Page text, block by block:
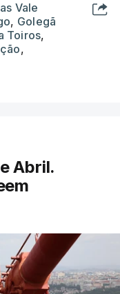
Vale
, Golegã
Toiros,
,
Abril.